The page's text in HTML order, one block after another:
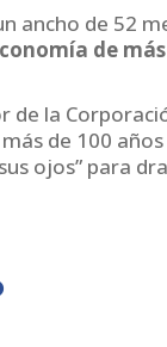
ancho de 52
de
de la
de 100
ojos” para